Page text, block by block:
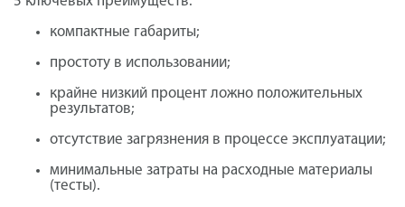
компактные габариты;
простоту в использовании;
крайне низкий процент ложно положительных
результатов;
отсутствие загрязнения в процессе эксплуатации;
минимальные затраты на расходные материалы
(тесты).